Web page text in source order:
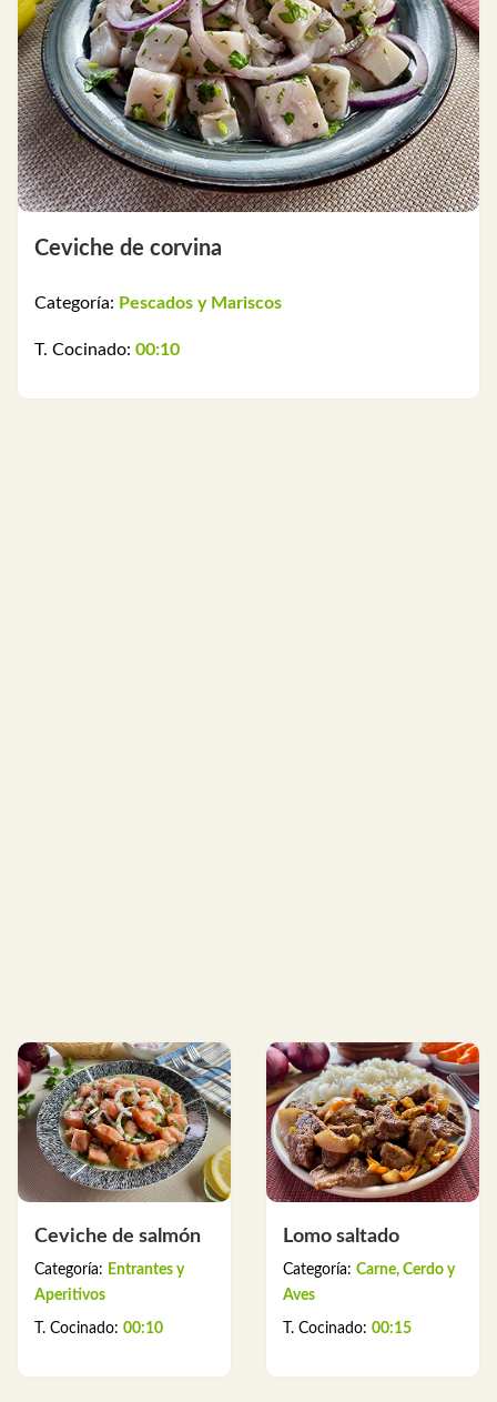
Ceviche de corvina
Categoría: Pescados y Mariscos
T. Cocinado: 00:10
Ceviche de salmón
Categoría: Entrantes y
Aperitivos
T. Cocinado: 00:10
Lomo saltado
Categoría: Carne, Cerdo y
Aves
T. Cocinado: 00:15